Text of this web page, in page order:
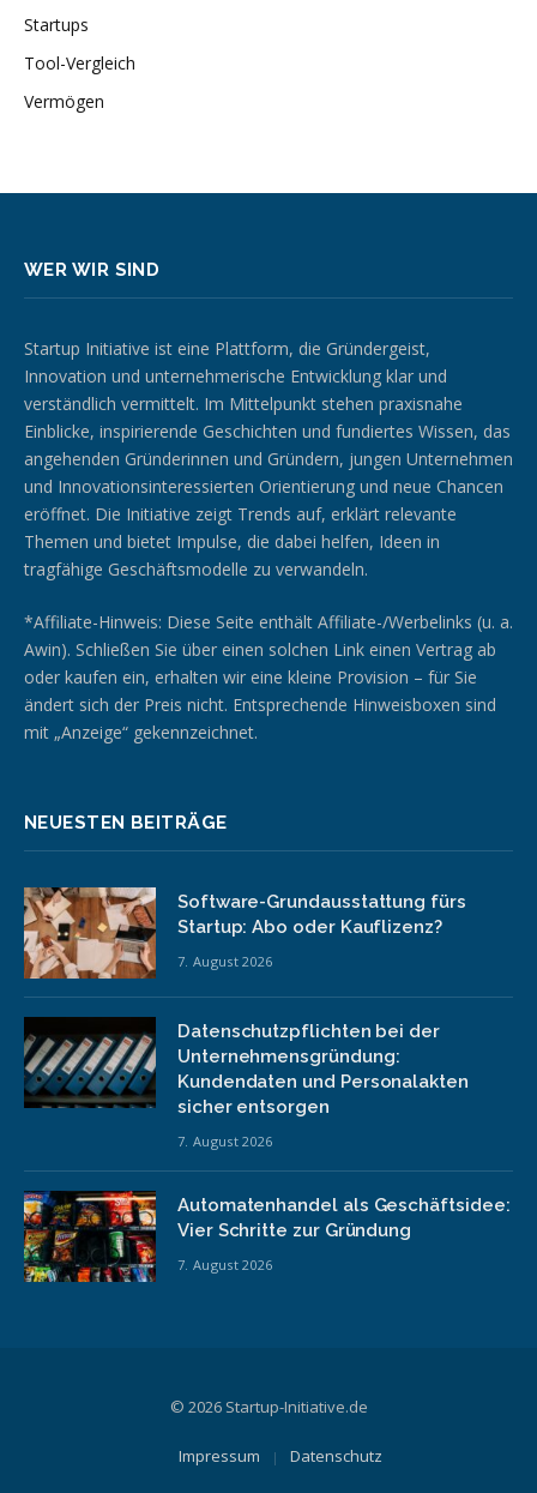
Startups
Tool-Vergleich
Vermögen
WER WIR SIND
Startup Initiative ist eine Plattform, die Gründergeist,
Innovation und unternehmerische Entwicklung klar und
verständlich vermittelt. Im Mittelpunkt stehen praxisnahe
Einblicke, inspirierende Geschichten und fundiertes Wissen, das
angehenden Gründerinnen und Gründern, jungen Unternehmen
und Innovationsinteressierten Orientierung und neue Chancen
eröffnet. Die Initiative zeigt Trends auf, erklärt relevante
Themen und bietet Impulse, die dabei helfen, Ideen in
tragfähige Geschäftsmodelle zu verwandeln.
*Affiliate-Hinweis: Diese Seite enthält Affiliate-/Werbelinks (u. a.
Awin). Schließen Sie über einen solchen Link einen Vertrag ab
oder kaufen ein, erhalten wir eine kleine Provision – für Sie
ändert sich der Preis nicht. Entsprechende Hinweisboxen sind
mit „Anzeige“ gekennzeichnet.
NEUESTEN BEITRÄGE
Software-Grundausstattung fürs
Startup: Abo oder Kauflizenz?
7. August 2026
Datenschutzpflichten bei der
Unternehmensgründung:
Kundendaten und Personalakten
sicher entsorgen
7. August 2026
Automatenhandel als Geschäftsidee:
Vier Schritte zur Gründung
7. August 2026
© 2026 Startup-Initiative.de
Impressum Datenschutz